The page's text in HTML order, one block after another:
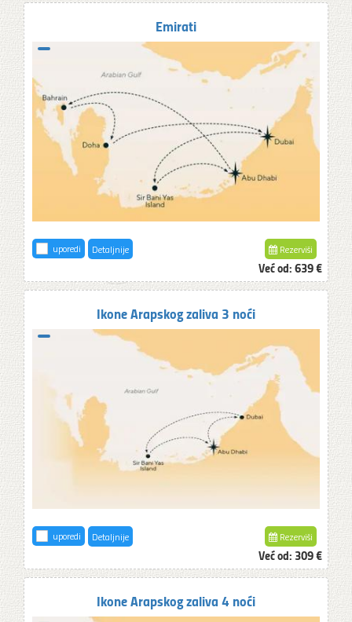
Emirati
uporedi Detaljnije Rezerviši
Već od:639 €
Ikone Arapskog zaliva 3 noći
uporedi Detaljnije Rezerviši
Već od: 309 €
Ikone Arapskog zaliva 4 noći